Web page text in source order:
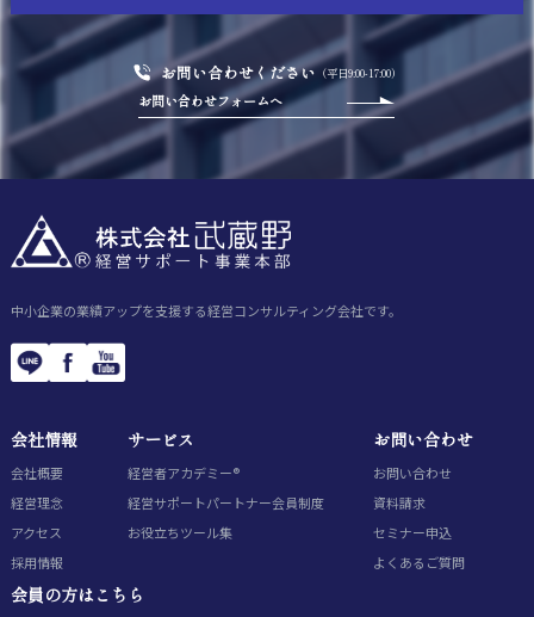
お問い合わせください （平日9:00-17:00）
お問い合わせフォームへ
中小企業の業績アップを支援する経営コンサルティング会社です。
会社情報
会社概要
経営理念
アクセス
採用情報
サービス
経営者アカデミー®
経営サポートパートナー会員制度
お役立ちツール集
お問い合わせ
お問い合わせ
資料請求
セミナー申込
よくあるご質問
会員の方はこちら